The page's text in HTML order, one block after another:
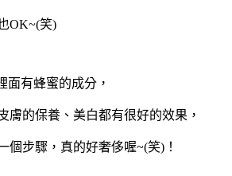
OK~(笑)
面有蜂蜜的成分，
膚的保養、美白都有很好的效果，
個步驟，真的好奢侈喔~(笑)！